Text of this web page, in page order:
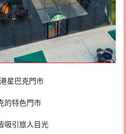
星巴克門市
的特色門市
吸引旅人目光